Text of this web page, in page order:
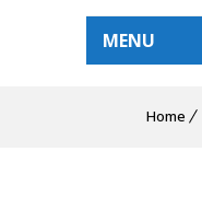
MENU
Home